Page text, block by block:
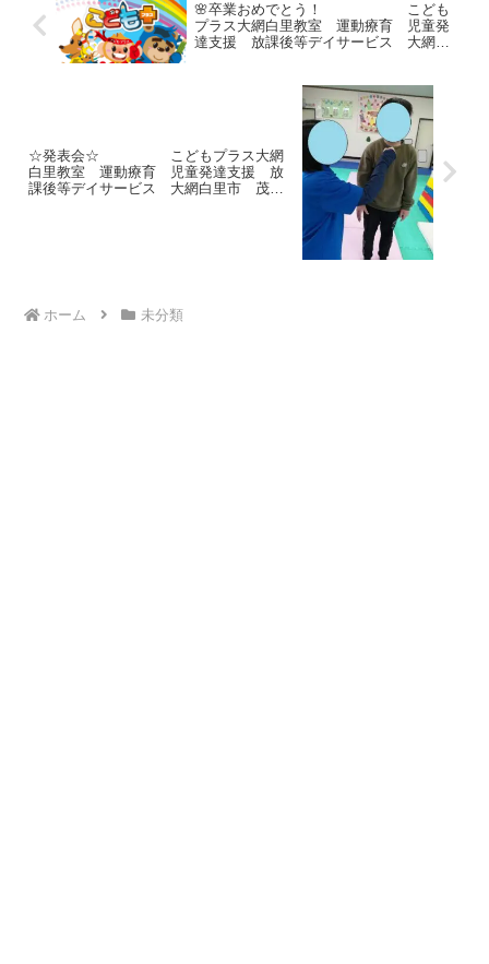
🌸卒業おめでとう！ こども
プラス大網白里教室 運動療育 児童発
達支援 放課後等デイサービス 大網白
☆発表会☆ こどもプラス大網
白里教室 運動療育 児童発達支援 放
課後等デイサービス 大網白里市 茂原
ホーム 未分類